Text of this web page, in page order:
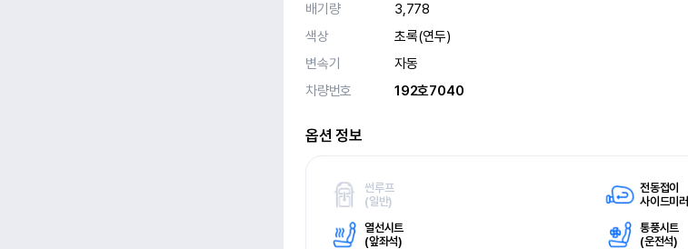
배기량
3,778
색상
초록(연두)
변속기
자동
차량번호
192호7040
옵션 정보
썬루프
(일반)
전동접이
사이드미러
열선시트
(앞좌석)
통풍시트
(운전석)